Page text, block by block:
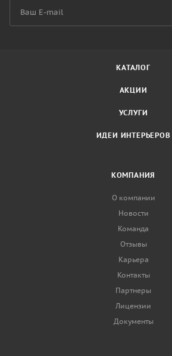
КАТАЛОГ
АКЦИИ
УСЛУГИ
ИДЕИ ИНТЕРЬЕРОВ
КОМПАНИЯ
О компании
Новости
Команда
Отзывы
Карьера
Контакты
Партнеры
Лицензии
Документы